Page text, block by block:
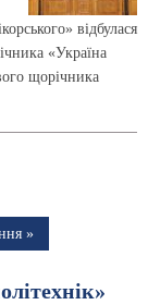
відбулася
«Україна
щорічника
»